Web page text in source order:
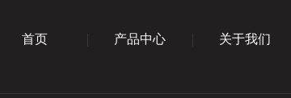
首页 产品中心 关于我们